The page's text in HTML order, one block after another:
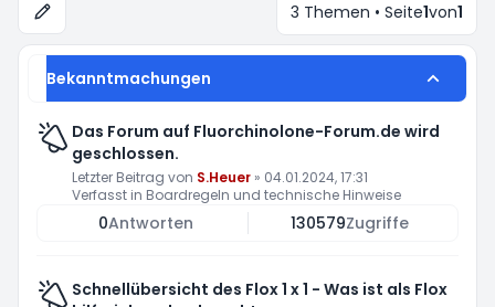
3 Themen • Seite1von1
Bekanntmachungen
Das Forum auf Fluorchinolone-Forum.de wird
geschlossen.
Letzter Beitrag von S.Heuer » 04.01.2024, 17:31
Verfasst in Boardregeln und technische Hinweise
0Antworten 130579Zugriffe
Schnellübersicht des Flox 1 x 1 - Was ist als Flox